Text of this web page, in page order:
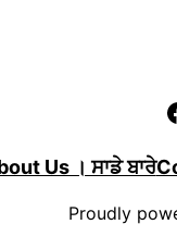
Us । ਸਾਡੇ ਬਾਰੇ
Proudly